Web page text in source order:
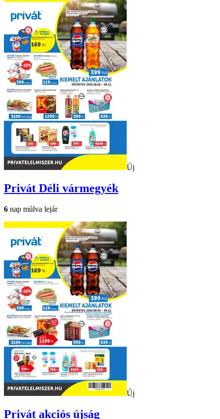
Új
Privát Déli vármegyék
6 nap múlva lejár
Új
Privát akciós újság